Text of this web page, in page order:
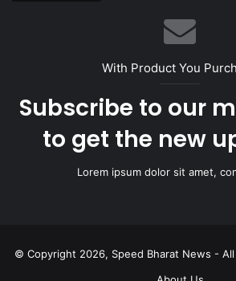
With Product You
Subscribe to our
to get the new
Lorem ipsum dolor sit amet,
© Copyright 2026, Speed Bharat News -